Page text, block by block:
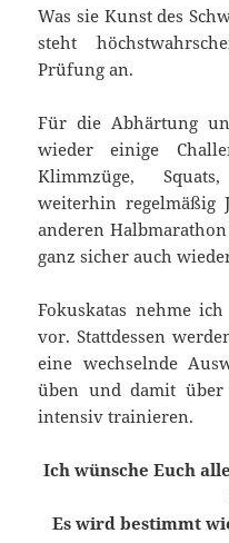
Was sie Kunst des
steht
Prüfung an.
Für die Abhärtung
wieder einige
Klimmzüge,
weiterhin regelmäßig
anderen
ganz sicher auch
Fokuskatas nehme
vor. Stattdessen
eine wechselnde
üben und damit über
intensiv trainieren.
Ich wünsche Euch
Es wird bestimmt